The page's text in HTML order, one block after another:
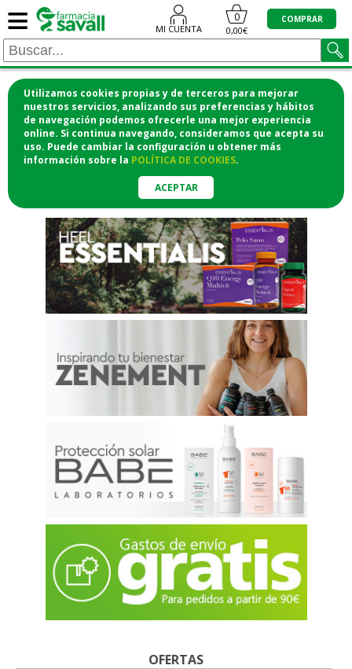
Utilizamos cookies propias y de terceros para mejorar
nuestros servicios, analizando sus preferencias y hábitos
de navegación podemos ofrecerle una mejor experiencia
online. Si continua navegando, consideramos que acepta su
uso. Puede cambiar la configuración u obtener más
información sobre la POLÍTICA DE COOKIES.
ACEPTAR
≡ MI CUENTA
0
0,00€
COMPRAR
¡COMPRA CÓMODAMENTE
DESDE CASA Y RECOGE EN LA
FARMACIA!o si lo prefieres te lo mandamos
a casa
OFERTAS